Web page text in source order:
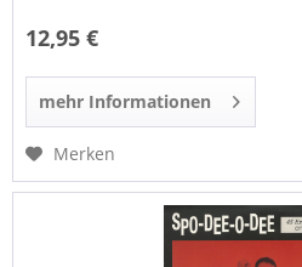
12,95 €
mehr Informationen
Merken